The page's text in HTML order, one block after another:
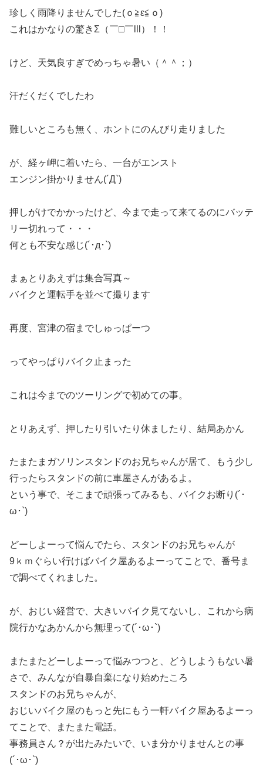
珍しく雨降りませんでした(ｏ≧ε≦ｏ)
これはかなりの驚きΣ（￣□￣lll）！！
けど、天気良すぎでめっちゃ暑い（＾＾；）
汗だくだくでしたわ
難しいところも無く、ホントにのんびり走りました
が、経ヶ岬に着いたら、一台がエンスト
エンジン掛かりません(´Д`)
押しがけでかかったけど、今まで走って来てるのにバッテ
リー切れって・・・
何とも不安な感じ(´･д･`)
まぁとりあえずは集合写真～
バイクと運転手を並べて撮ります
再度、宮津の宿までしゅっぱーつ
ってやっぱりバイク止まった
これは今までのツーリングで初めての事。
とりあえず、押したり引いたり休ましたり、結局あかん
たまたまガソリンスタンドのお兄ちゃんが居て、もう少し
行ったらスタンドの前に車屋さんがあるよ。
という事で、そこまで頑張ってみるも、バイクお断り(´･
ω･`)
どーしよーって悩んでたら、スタンドのお兄ちゃんが
9ｋｍぐらい行けばバイク屋あるよーってことで、番号ま
で調べてくれました。
が、おじい経営で、大きいバイク見てないし、これから病
院行かなあかんから無理って(´･ω･`)
またまたどーしよーって悩みつつと、どうしようもない暑
さで、みんなが自暴自棄になり始めたころ
スタンドのお兄ちゃんが、
おじいバイク屋のもっと先にもう一軒バイク屋あるよーっ
てことで、またまた電話。
事務員さん？が出たみたいで、いま分かりませんとの事
(´･ω･`)